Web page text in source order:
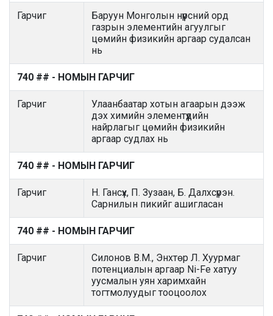
Гарчиг
Баруун Монголын нүүрсний орд
газрын элементийн агуулгыг
цөмийн физикийн аргаар судалсан
нь
740 ## - НОМЫН ГАРЧИГ
Гарчиг
Улаанбаатар хотын агаарын дээж
дэх химийн элементүүдийн
найрлагыг цөмийн физикийн
аргаар судлах нь
740 ## - НОМЫН ГАРЧИГ
Гарчиг
Н. Гансүх, П. Зузаан, Б. Далхсүрэн.
Сарнилын пикийг ашигласан
740 ## - НОМЫН ГАРЧИГ
Гарчиг
Силонов В.М., Энхтөр Л. Хуурмаг
потенциалын аргаар Ni-Fe хатуу
уусмалын уян харимхайн
тогтмолуудыг тооцоолох